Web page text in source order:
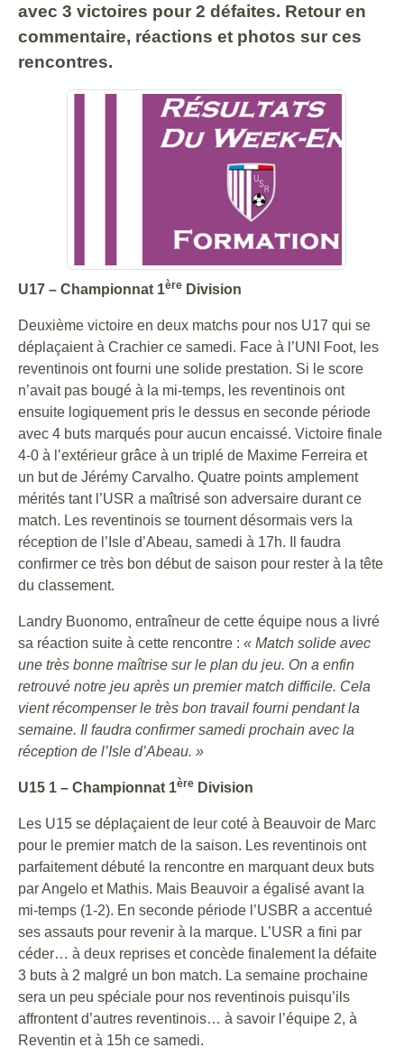
avec 3 victoires pour 2 défaites. Retour en
commentaire, réactions et photos sur ces
rencontres.
U17 – Championnat 1ère Division
Deuxième victoire en deux matchs pour nos U17 qui se
déplaçaient à Crachier ce samedi. Face à l’UNI Foot, les
reventinois ont fourni une solide prestation. Si le score
n’avait pas bougé à la mi-temps, les reventinois ont
ensuite logiquement pris le dessus en seconde période
avec 4 buts marqués pour aucun encaissé. Victoire finale
4-0 à l’extérieur grâce à un triplé de Maxime Ferreira et
un but de Jérémy Carvalho. Quatre points amplement
mérités tant l’USR a maîtrisé son adversaire durant ce
match. Les reventinois se tournent désormais vers la
réception de l’Isle d’Abeau, samedi à 17h. Il faudra
confirmer ce très bon début de saison pour rester à la tête
du classement.
Landry Buonomo, entraîneur de cette équipe nous a livré
sa réaction suite à cette rencontre : « Match solide avec
une très bonne maîtrise sur le plan du jeu. On a enfin
retrouvé notre jeu après un premier match difficile. Cela
vient récompenser le très bon travail fourni pendant la
semaine. Il faudra confirmer samedi prochain avec la
réception de l’Isle d’Abeau. »
U15 1 – Championnat 1ère Division
Les U15 se déplaçaient de leur coté à Beauvoir de Marc
pour le premier match de la saison. Les reventinois ont
parfaitement débuté la rencontre en marquant deux buts
par Angelo et Mathis. Mais Beauvoir a égalisé avant la
mi-temps (1-2). En seconde période l’USBR a accentué
ses assauts pour revenir à la marque. L’USR a fini par
céder… à deux reprises et concède finalement la défaite
3 buts à 2 malgré un bon match. La semaine prochaine
sera un peu spéciale pour nos reventinois puisqu’ils
affrontent d’autres reventinois… à savoir l’équipe 2, à
Reventin et à 15h ce samedi.